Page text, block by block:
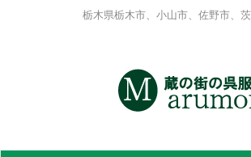
栃木県栃木市、小山市、佐野市、